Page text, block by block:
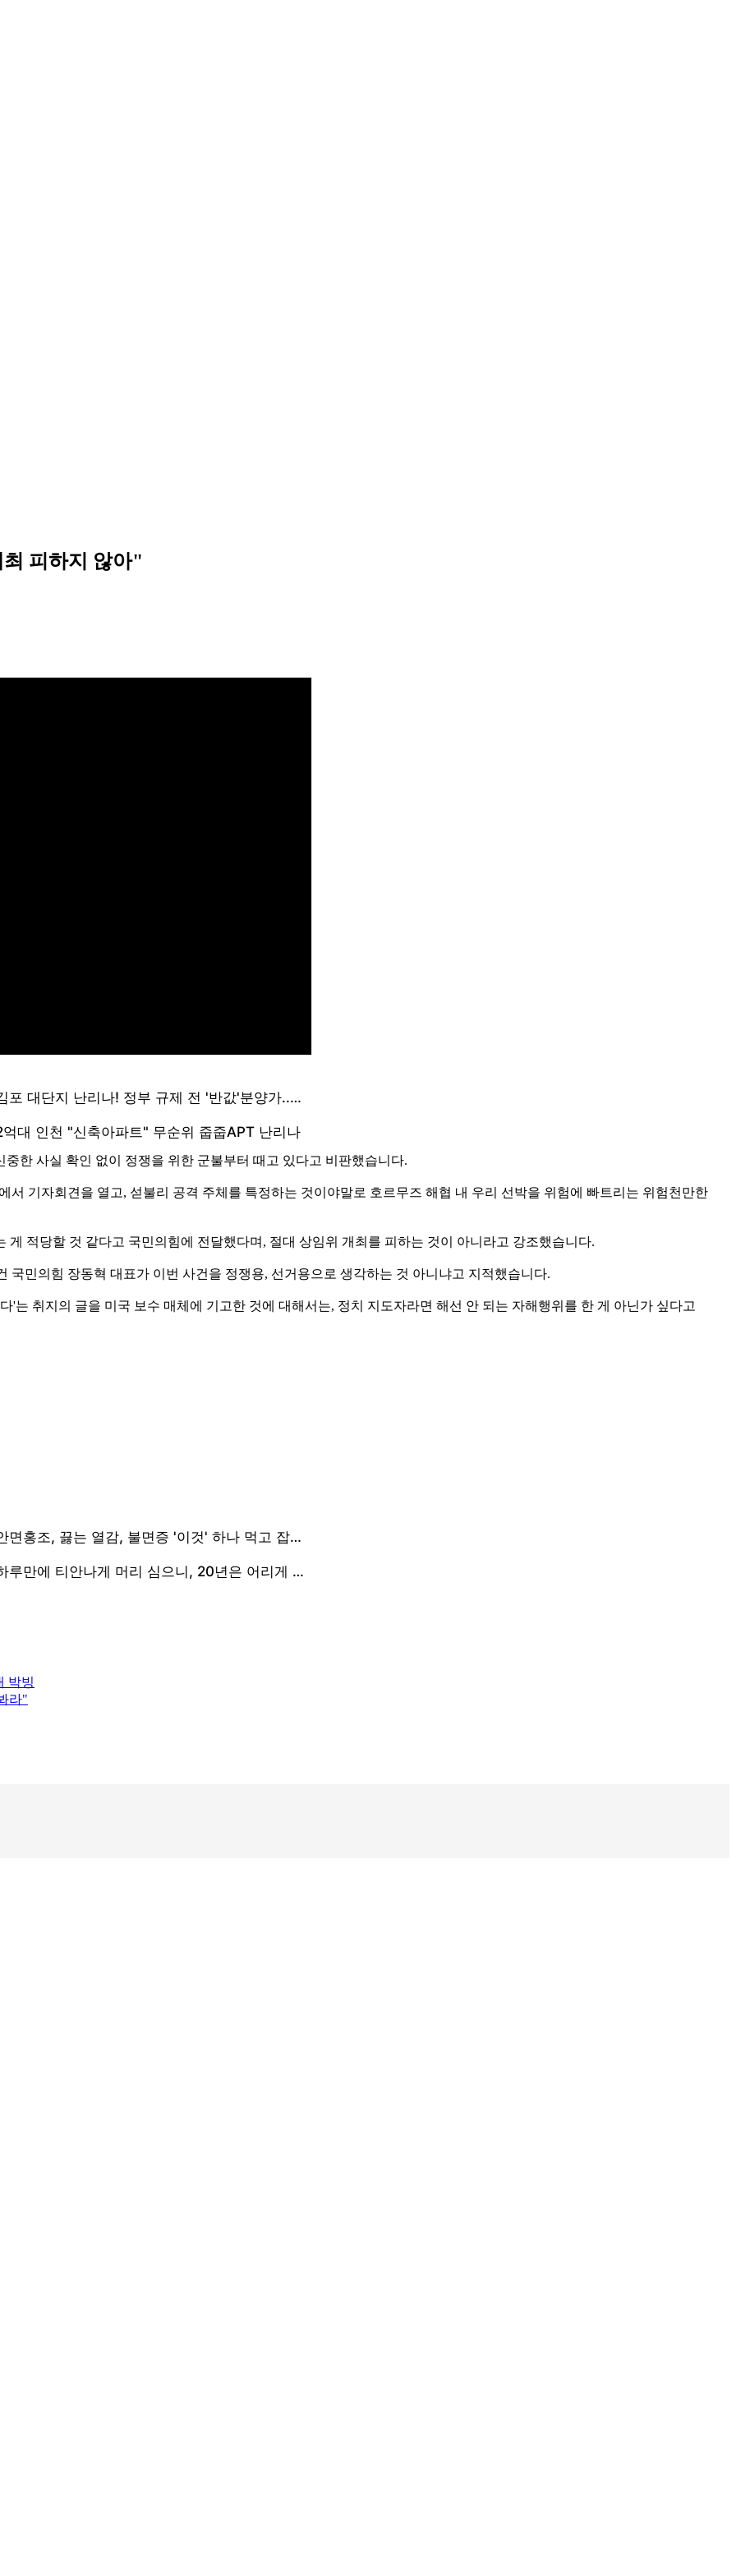
피하지 않아"
한 사실 확인 없이 정쟁을 위한 군불부터 때고 있다고 비판했습니다.
서 기자회견을 열고, 섣불리 공격 주체를 특정하는 것이야말로 호르무즈 해협 내 우리 선박을 위험에 빠트리는 위험천만한
게 적당할 것 같다고 국민의힘에 전달했다며, 절대 상임위 개최를 피하는 것이 아니라고 강조했습니다.
민의힘 장동혁 대표가 이번 사건을 정쟁용, 선거용으로 생각하는 것 아니냐고 지적했습니다.
'는 취지의 글을 미국 보수 매체에 기고한 것에 대해서는, 정치 지도자라면 해선 안 되는 자해행위를 한 게 아닌가 싶다고
박빙
라"